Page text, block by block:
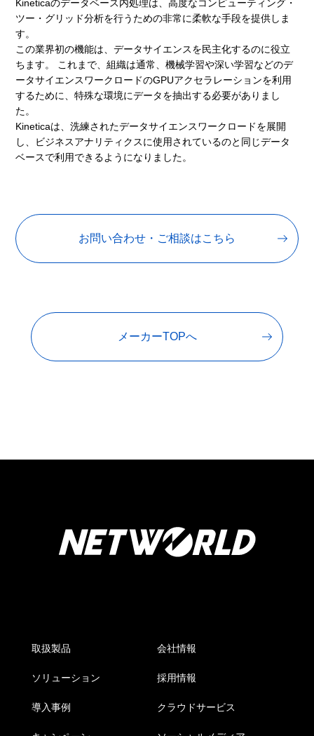
Kineticaのデータベース内処理は、高度なコンピューティング・
ツー・グリッド分析を行うための非常に柔軟な手段を提供しま
す。
この業界初の機能は、データサイエンスを民主化するのに役立
ちます。 これまで、組織は通常、機械学習や深い学習などのデ
ータサイエンスワークロードのGPUアクセラレーションを利用
するために、特殊な環境にデータを抽出する必要がありまし
た。
Kineticaは、洗練されたデータサイエンスワークロードを展開
し、ビジネスアナリティクスに使用されているのと同じデータ
ベースで利用できるようになりました。
お問い合わせ・ご相談はこちら
メーカーTOPへ
取扱製品
ソリューション
導入事例
会社情報
採用情報
クラウドサービス